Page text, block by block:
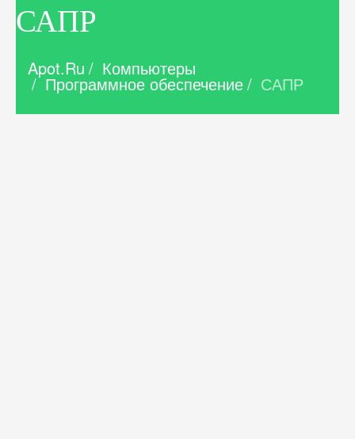
САПР
Apot.Ru / Компьютеры
/ Программное обеспечение/ САПР